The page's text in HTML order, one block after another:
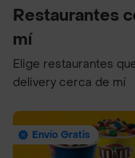
Restaurantes
mí
Elige restaurantes
delivery cerca de mí
Envío Gratis